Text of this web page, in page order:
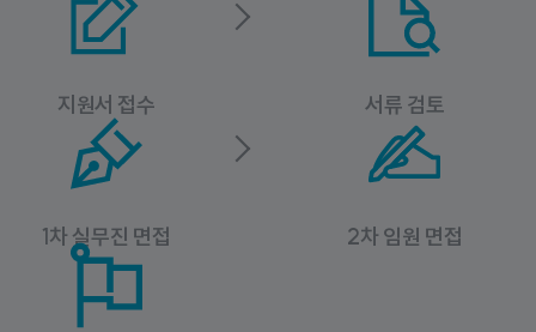
지원서 접수 서류 검토
1차 실무진 면접 2차 임원 면접